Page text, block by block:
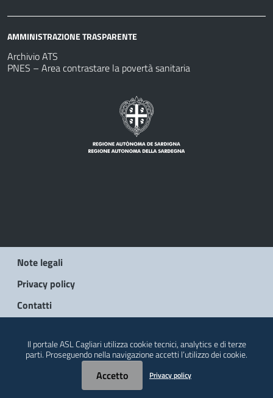
AMMINISTRAZIONE TRASPARENTE
Archivio ATS
PNES – Area contrastare la povertà sanitaria
Note legali
Privacy policy
Contatti
Il portale ASL Cagliari utilizza cookie tecnici, analytics e di terze
parti. Proseguendo nella navigazione accetti l’utilizzo dei cookie.
Accetto Privacy policy